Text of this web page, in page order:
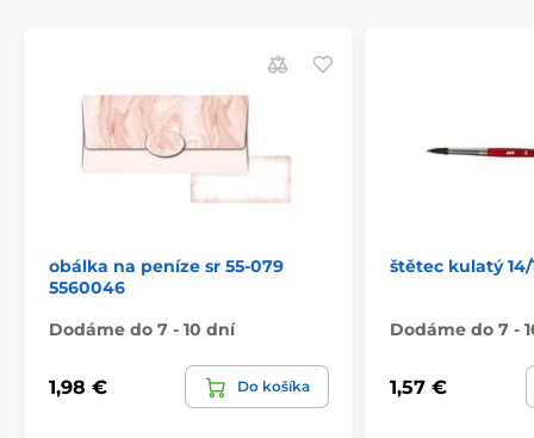
obálka na peníze sr 55-079
5560046
Dodáme do 7 - 10 dní
1,98 € Do košíka
štětec kulatý 14/
Dodáme do 7 -
1,57 €